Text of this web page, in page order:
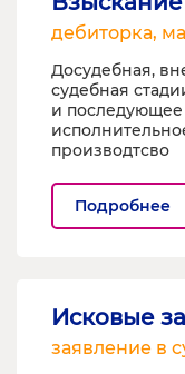
дебиторка,
Досудебная,
судебная
и последующее
производтсво
Подробнее
Исковые
заявление в